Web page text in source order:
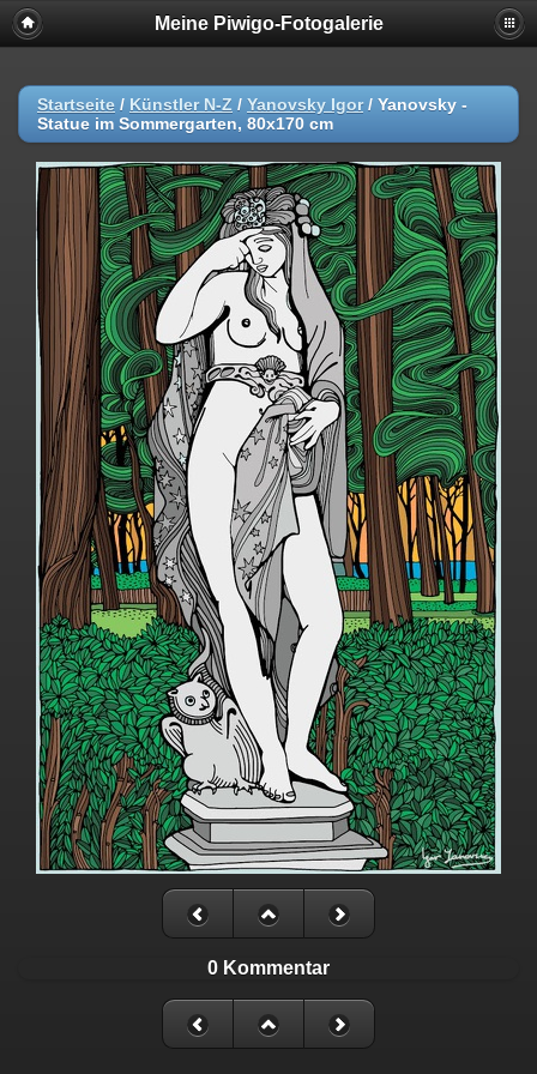
Meine Piwigo-Fotogalerie
Startseite / Künstler N-Z / Yanovsky Igor/ Yanovsky -
Statue im Sommergarten, 80x170 cm
0 Kommentar